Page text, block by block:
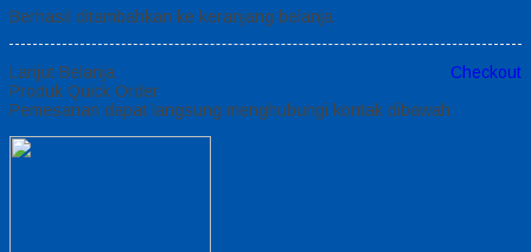
Berhasil ditambahkan ke keranjang belanja
Lanjut Belanja
Checkout
Produk Quick Order
Pemesanan dapat langsung menghubungi kontak dibawah: